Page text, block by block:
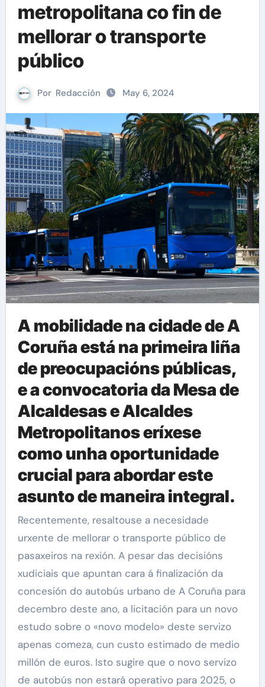
metropolitana co fin de
mellorar o transporte
público
Por Redacción May 6, 2024
A mobilidade na cidade de A
Coruña está na primeira liña
de preocupacións públicas,
e a convocatoria da Mesa de
Alcaldesas e Alcaldes
Metropolitanos eríxese
como unha oportunidade
crucial para abordar este
asunto de maneira integral.
Recentemente, resaltouse a necesidade
urxente de mellorar o transporte público de
pasaxeiros na rexión. A pesar das decisións
xudiciais que apuntan cara á finalización da
concesión do autobús urbano de A Coruña para
decembro deste ano, a licitación para un novo
estudo sobre o «novo modelo» deste servizo
apenas comeza, cun custo estimado de medio
millón de euros. Isto sugire que o novo servizo
de autobús non estará operativo para 2025, o